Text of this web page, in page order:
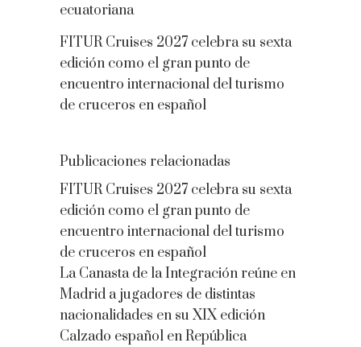
ecuatoriana
FITUR Cruises 2027 celebra su sexta
edición como el gran punto de
encuentro internacional del turismo
de cruceros en español
Publicaciones relacionadas
FITUR Cruises 2027 celebra su sexta
edición como el gran punto de
encuentro internacional del turismo
de cruceros en español
La Canasta de la Integración reúne en
Madrid a jugadores de distintas
nacionalidades en su XIX edición
Calzado español en República